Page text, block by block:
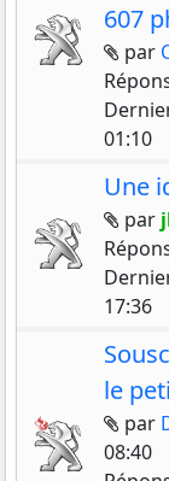
607
par
01:10
Une
par
17:36
le
par
08:40